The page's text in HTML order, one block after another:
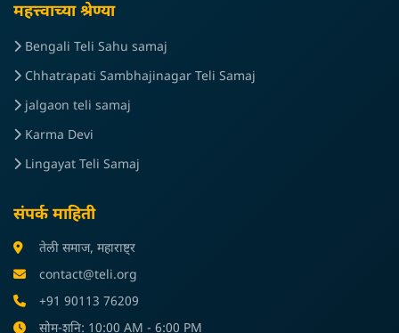
महत्त्वाच्या श्रेण्या
Bengali Teli Sahu samaj
Chhatrapati Sambhajinagar Teli Samaj
jalgaon teli samaj
Karma Devi
Lingayat Teli Samaj
संपर्क माहिती
तेली समाज, महाराष्ट्र
contact@teli.org
+91 90113 76209
सोम-शनि: 10:00 AM - 6:00 PM